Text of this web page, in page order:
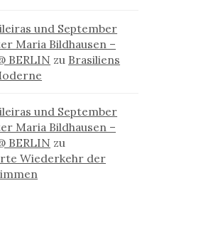
und September
Maria Bildhausen –
BERLIN zu Brasiliens
und September
Maria Bildhausen –
BERLIN zu
Wiederkehr der